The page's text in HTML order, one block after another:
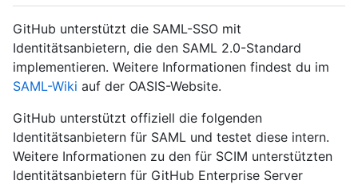
GitHub unterstützt die SAML-SSO mit
Identitätsanbietern, die den SAML 2.0-Standard
implementieren. Weitere Informationen findest du im
SAML-Wiki auf der OASIS-Website.
GitHub unterstützt offiziell die folgenden
Identitätsanbietern für SAML und testet diese intern.
Weitere Informationen zu den für SCIM unterstützten
Identitätsanbietern für GitHub Enterprise Server